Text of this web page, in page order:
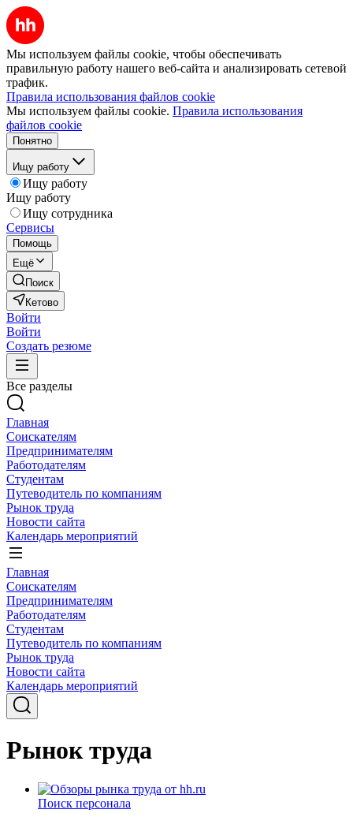
Мы используем файлы cookie, чтобы обеспечивать
правильную работу нашего веб-сайта и анализировать сетевой
трафик.
Правила использования файлов cookie
Мы используем файлы cookie. Правила использования
файлов cookie
Понятно
Ищу работу
Ищу работу
Ищу работу
Ищу сотрудника
Сервисы
Помощь
Ещё
Поиск
Кетово
Войти
Войти
Создать резюме
Все разделы
Главная
Соискателям
Предпринимателям
Работодателям
Студентам
Путеводитель по компаниям
Рынок труда
Новости сайта
Календарь мероприятий
Главная
Соискателям
Предпринимателям
Работодателям
Студентам
Путеводитель по компаниям
Рынок труда
Новости сайта
Календарь мероприятий
Рынок труда
Поиск персонала